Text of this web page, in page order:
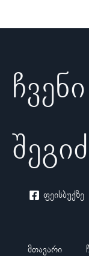
ფეისბუქზე
მთავარი